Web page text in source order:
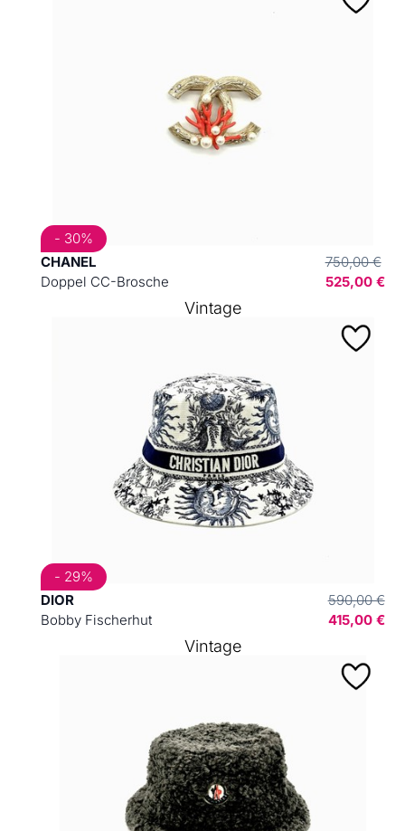
CHANEL
Doppel CC-Brosche
750,00 €
525,00 €
- 30%
DIOR
Bobby Fischerhut
590,00 €
415,00 €
- 29%
Vintage
Vintage